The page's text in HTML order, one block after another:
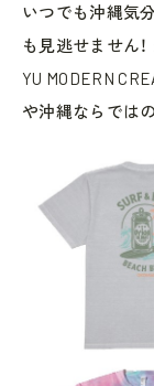
いつでも沖縄気
も見逃せません
YU MODERN
や沖縄ならでは